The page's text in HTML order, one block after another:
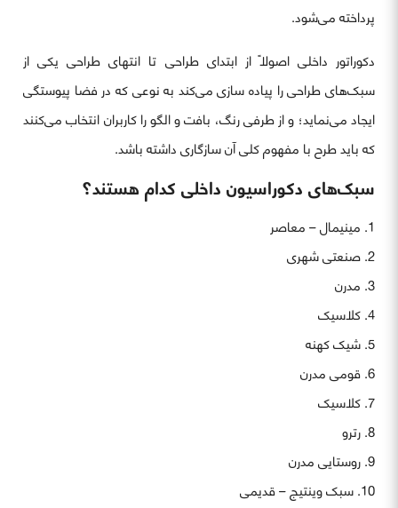
پرداخته می‌شود.
دکوراتور داخلی اصولاً از ابتدای طراحی تا انتهای طراحی یکی از
سبک‌های طراحی را پیاده سازی می‌کند به نوعی که در فضا پیوستگی
ایجاد می‌‍‌نماید؛ و از طرفی رنگ، بافت و الگو را کاربران انتخاب می‌کنند
که باید طرح با مفهوم کلی آن سازگاری داشته باشد.
سبک‌های دکوراسیون داخلی کدام هستند؟
مینیمال – معاصر
صنعتی شهری
مدرن
کلاسیک
شیک کهنه
قومی مدرن
کلاسیک
رترو
روستایی مدرن
سبک وینتیج – قدیمی